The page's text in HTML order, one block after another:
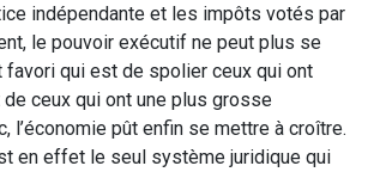
indépendante et les impôts votés par
le pouvoir exécutif ne peut plus se
favori qui est de spolier ceux qui ont
ceux qui ont une plus grosse
l’économie pût enfin se mettre à croître.
en effet le seul système juridique qui